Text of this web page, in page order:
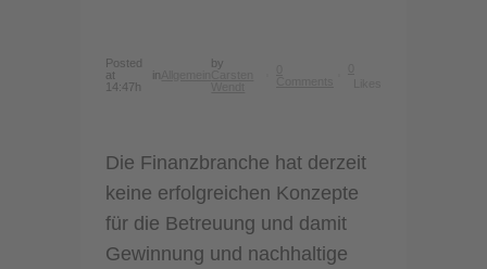
Posted
at
14:47h
in
by
Die Finanzbranche hat derzeit
keine erfolgreichen Konzepte
für die Betreuung und damit
Gewinnung und nachhaltige